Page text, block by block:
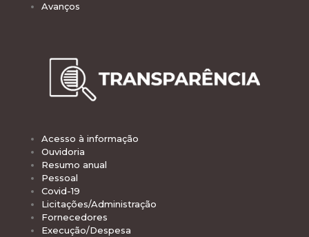
Avanços
Acesso à informação
Ouvidoria
Resumo anual
Pessoal
Covid-19
Licitações/Administração
Fornecedores
Execução/Despesa